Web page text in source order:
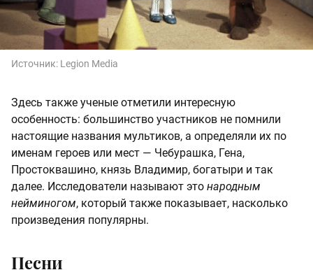
Источник: Legion Media
Здесь также ученые отметили интересную
особенность: большинство участников не помнили
настоящие названия мультиков, а определяли их по
именам героев или мест — Чебурашка, Гена,
Простоквашино, князь Владимир, богатыри и так
далее. Исследователи называют это народным
нейминогом, который также показывает, насколько
произведения популярны.
Песни